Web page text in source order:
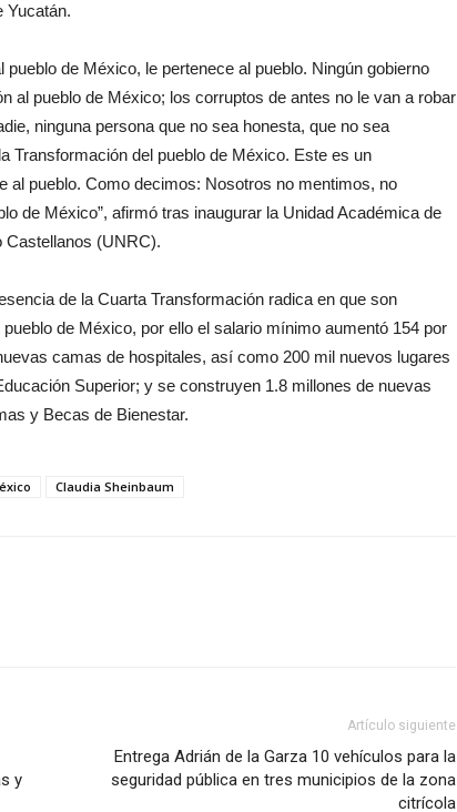
Yucatán.
de México, le pertenece al pueblo. Ningún gobierno
al pueblo de México; los corruptos de antes no le van a robar
ninguna persona que no sea honesta, que no sea
Transformación del pueblo de México. Este es un
al pueblo. Como decimos: Nosotros no mentimos, no
de México”, afirmó tras inaugurar la Unidad Académica de
Castellanos (UNRC).
de la Cuarta Transformación radica en que son
de México, por ello el salario mínimo aumentó 154 por
camas de hospitales, así como 200 mil nuevos lugares
Superior; y se construyen 1.8 millones de nuevas
y Becas de Bienestar.
Claudia Sheinbaum
y
Artículo siguiente
Entrega Adrián de la Garza 10 vehículos para la
seguridad pública en tres municipios de la zona
citrícola